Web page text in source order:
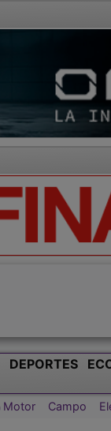
DEPORTES
Motor Campo